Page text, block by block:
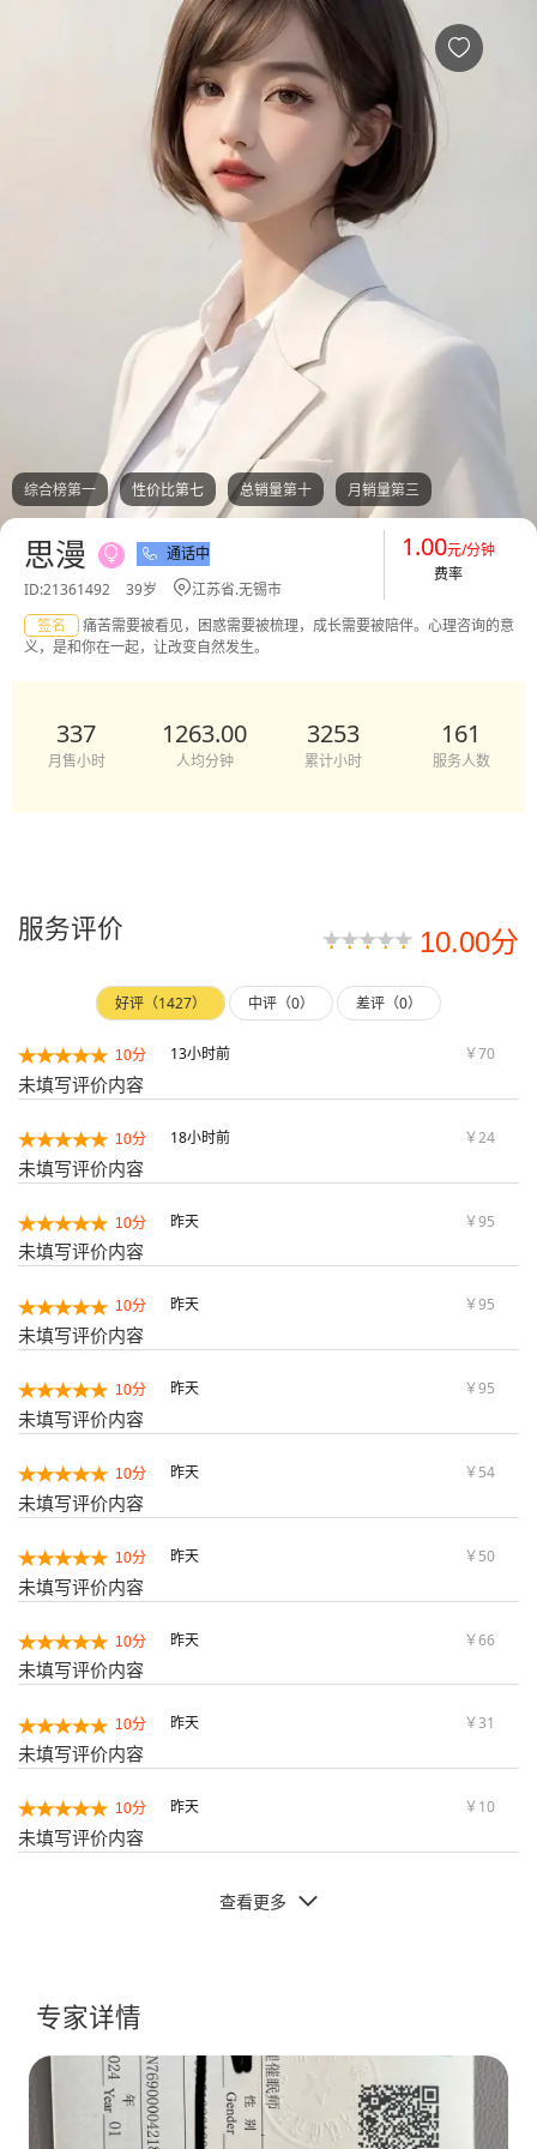
思漫倾听者简介，倾诉费用多少，效果怎么样-给力心理

综合榜第一 性价比第七 总销量第十 月销量第三
思漫  
通话中
ID:21361492
39岁 江苏省.无锡市
1.00元/分钟
费率
签名
痛苦需要被看见，困惑需要被梳理，成长需要被陪伴。心理咨询的意
义，是和你在一起，让改变自然发生。
337
月售小时
1263.00
人均分钟
3253
累计小时
161
服务人数
服务评价 10.00分
好评（1427） 中评（0） 差评（0）
10分 13小时前 ￥70
未填写评价内容
10分 18小时前 ￥24
未填写评价内容
10分 昨天 ￥95
未填写评价内容
10分 昨天 ￥95
未填写评价内容
10分 昨天 ￥95
未填写评价内容
10分 昨天 ￥54
未填写评价内容
10分 昨天 ￥50
未填写评价内容
10分 昨天 ￥66
未填写评价内容
10分 昨天 ￥31
未填写评价内容
10分 昨天 ￥10
未填写评价内容
查看更多 
专家详情